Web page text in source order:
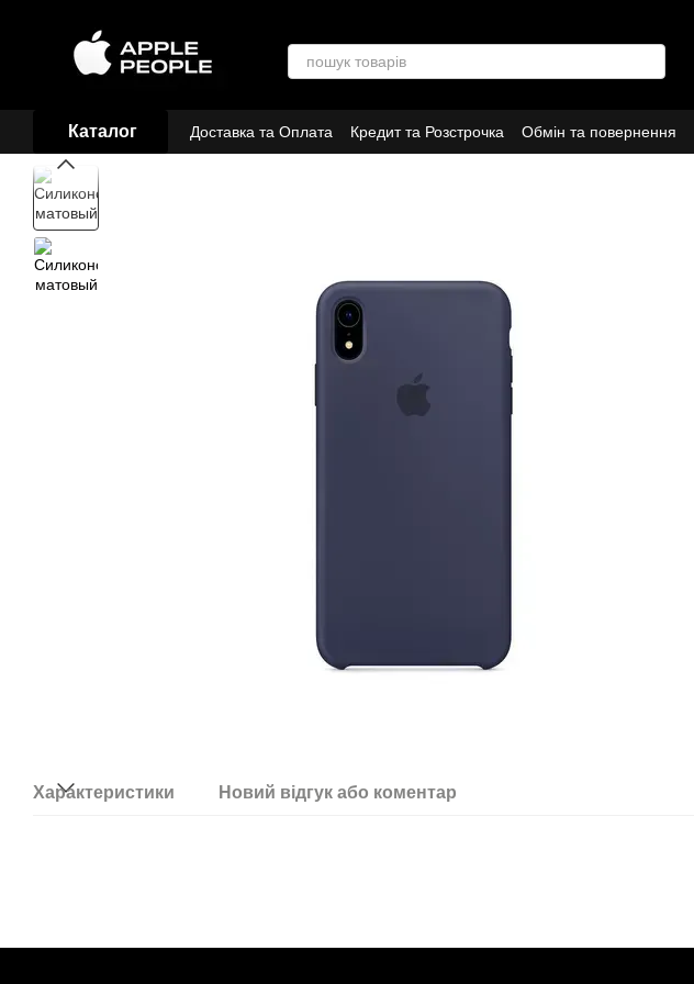
Каталог Доставка та Оплата Кредит та Розстрочка Обмін та повернення
Договір публічної оферти
Партнери Про нас
Характеристики Новий відгук або коментар